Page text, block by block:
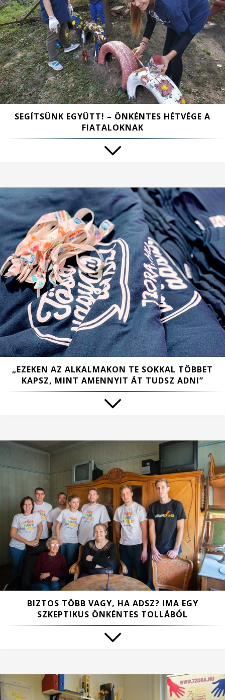
SEGÍTSÜNK EGYÜTT! – ÖNKÉNTES HÉTVÉGE A
FIATALOKNAK
„EZEKEN AZ ALKALMAKON TE SOKKAL TÖBBET
KAPSZ, MINT AMENNYIT ÁT TUDSZ ADNI”
BIZTOS TÖBB VAGY, HA ADSZ? IMA EGY
SZKEPTIKUS ÖNKÉNTES TOLLÁBÓL